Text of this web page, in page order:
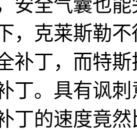
安全气囊也
，克莱斯勒
补丁，而特
丁。具有讽
丁的速度竟